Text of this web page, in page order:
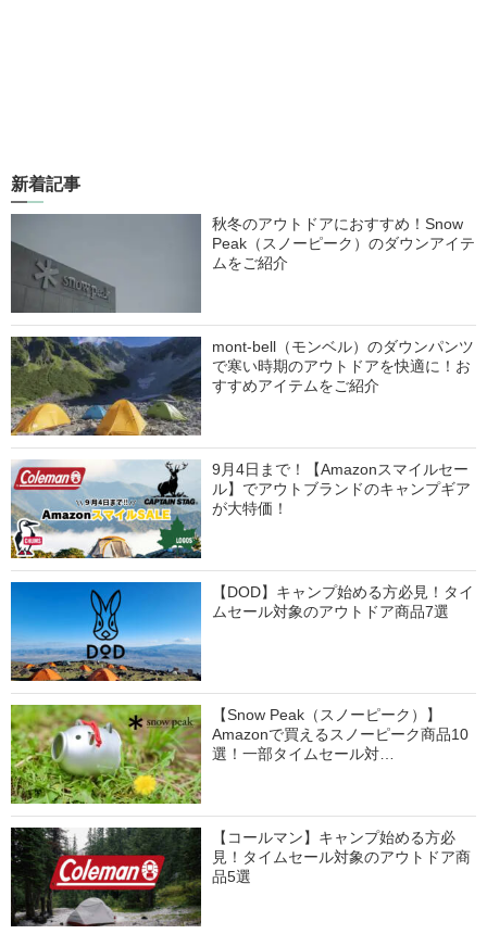
新着記事
秋冬のアウトドアにおすすめ！Snow
Peak（スノーピーク）のダウンアイテ
ムをご紹介
mont-bell（モンベル）のダウンパンツ
で寒い時期のアウトドアを快適に！お
すすめアイテムをご紹介
9月4日まで！【Amazonスマイルセー
ル】でアウトブランドのキャンプギア
が大特価！
【DOD】キャンプ始める方必見！タイ
ムセール対象のアウトドア商品7選
【Snow Peak（スノーピーク）】
Amazonで買えるスノーピーク商品10
選！一部タイムセール対…
【コールマン】キャンプ始める方必
見！タイムセール対象のアウトドア商
品5選